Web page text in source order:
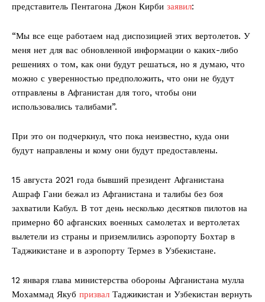
представитель Пентагона Джон Кирби заявил:
“Мы все еще работаем над диспозицией этих вертолетов. У
меня нет для вас обновленной информации о каких-либо
решениях о том, как они будут решаться, но я думаю, что
можно с уверенностью предположить, что они не будут
отправлены в Афганистан для того, чтобы они
использовались талибами”.
При это он подчеркнул, что пока неизвестно, куда они
будут направлены и кому они будут предоставлены.
15 августа 2021 года бывший президент Афганистана
Ашраф Гани бежал из Афганистана и талибы без боя
захватили Кабул. В тот день несколько десятков пилотов на
примерно 60 афганских военных самолетах и вертолетах
вылетели из страны и приземлились аэропорту Бохтар в
Таджикистане и в аэропорту Термез в Узбекистане.
12 января глава министерства обороны Афганистана мулла
Мохаммад Якуб призвал Таджикистан и Узбекистан вернуть